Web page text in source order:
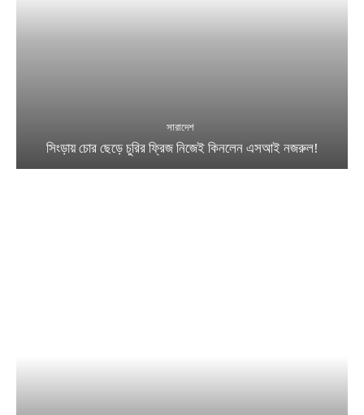
সারাদেশ
সিংড়ায় চোর ছেড়ে চুরির ফ্রিজ নিজেই কিনলেন এসআই নজরুল!